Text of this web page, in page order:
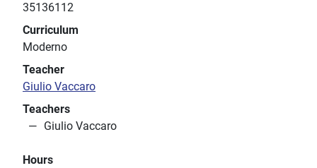
35136112
Curriculum
Moderno
Teacher
Giulio Vaccaro
Teachers
Giulio Vaccaro
Hours